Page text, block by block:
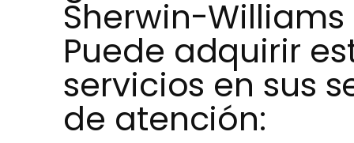
Sherwin-
Puede adquirir
servicios en sus
de atención: